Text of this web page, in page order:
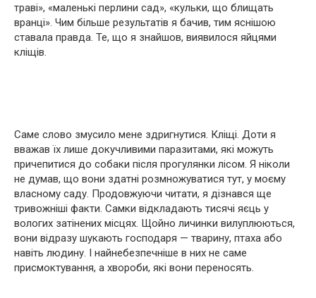
траві», «маленькі перлини сад», «кульки, що блищать
вранці». Чим більше результатів я бачив, тим яснішою
ставала правда. Те, що я знайшов, виявилося яйцями
кліщів.
Саме слово змусило мене здригнутися. Кліщі. Доти я
вважав їх лише докучливими паразитами, які можуть
причепитися до собаки після прогулянки лісом. Я ніколи
не думав, що вони здатні розмножуватися тут, у моєму
власному саду. Продовжуючи читати, я дізнався ще
тривожніші факти. Самки відкладають тисячі яєць у
вологих затінених місцях. Щойно личинки вилуплюються,
вони відразу шукають господаря — тварину, птаха або
навіть людину. І найнебезпечніше в них не саме
присмоктування, а хвороби, які вони переносять.